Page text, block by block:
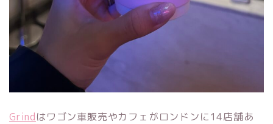
Grindはワゴン車販売やカフェがロンドンに14店舗あ